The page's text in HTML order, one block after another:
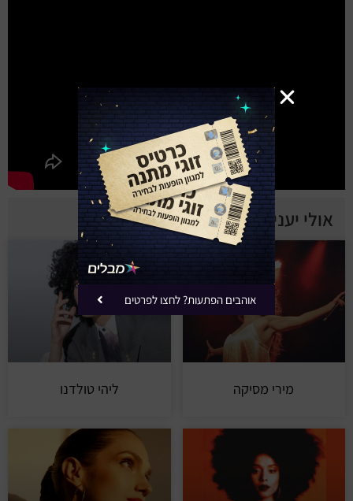
אולי יעניין אותך
מירי מסיקה ליהי טולדנו
אוהבים הפתעות? לחצו לפרטים